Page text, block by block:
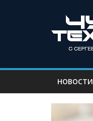
НОВОСТИ